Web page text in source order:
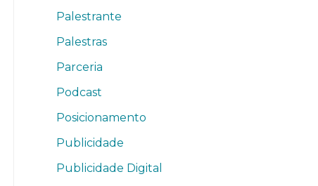
Palestrante
Palestras
Parceria
Podcast
Posicionamento
Publicidade
Publicidade Digital